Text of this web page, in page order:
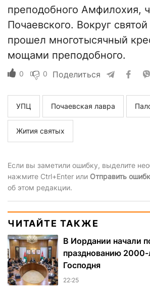
преподобного Амфилохия,
Почаевского. Вокруг
прошел многотысячный
мощами преподобного.
0 0 Поделиться
УПЦ Почаевская лавра
Жития святых
Если вы заметили ошибку, выделите
нажмите Ctrl+Enter или Отправить
об этом редакции.
ЧИТАЙТЕ ТАКЖЕ
В Иордании начали
празднованию
Господня
22:25